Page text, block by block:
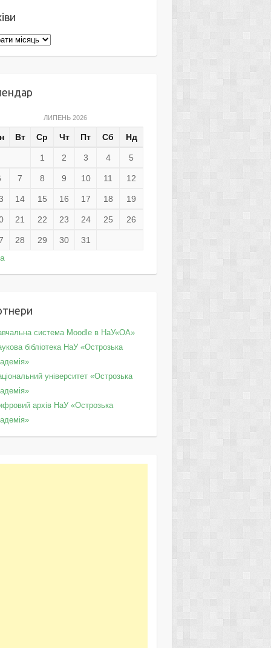
ЛИПЕНЬ 2026
Вт Ср Чт Пт Сб Нд
1 2 3 4 5
7 8 9 10 11 12
14 15 16 17 18 19
21 22 23 24 25 26
28 29 30
31
система Moodle в НаУ«ОА»
бібліотека НаУ «Острозька
університет «Острозька
архів НаУ «Острозька